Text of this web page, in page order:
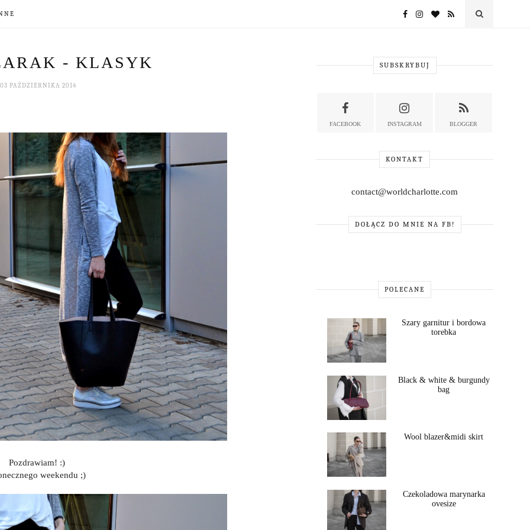
- KLASYK
03 PAŹDZIERNIKA 2014
Pozdrawiam! :)
weekendu ;)
SUBSKRYBUJ
FACEBOOK INSTAGRAM BLOGGER
KONTAKT
contact@worldcharlotte.com
DOŁĄCZ DO MNIE NA FB!
POLECANE
Szary garnitur i bordowa
torebka
Black & white & burgundy
bag
Wool blazer&midi skirt
Czekoladowa marynarka
ovesize